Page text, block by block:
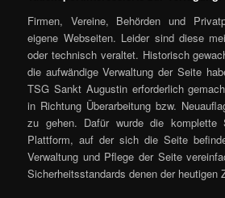
Firmen, Vereine, Behörden und
eigene Webseiten. Leider sind diese
oder technisch veraltet. Historisch
die aufwändige Verwaltung der Seite
TSG Sankt Augustin erforderlich
in Richtung Überarbeitung bzw.
zu gehen. Dafür wurde die
Plattform, auf der sich die Seite
Verwaltung und Pflege der Seite
Sicherheitsstandards denen der heutigen